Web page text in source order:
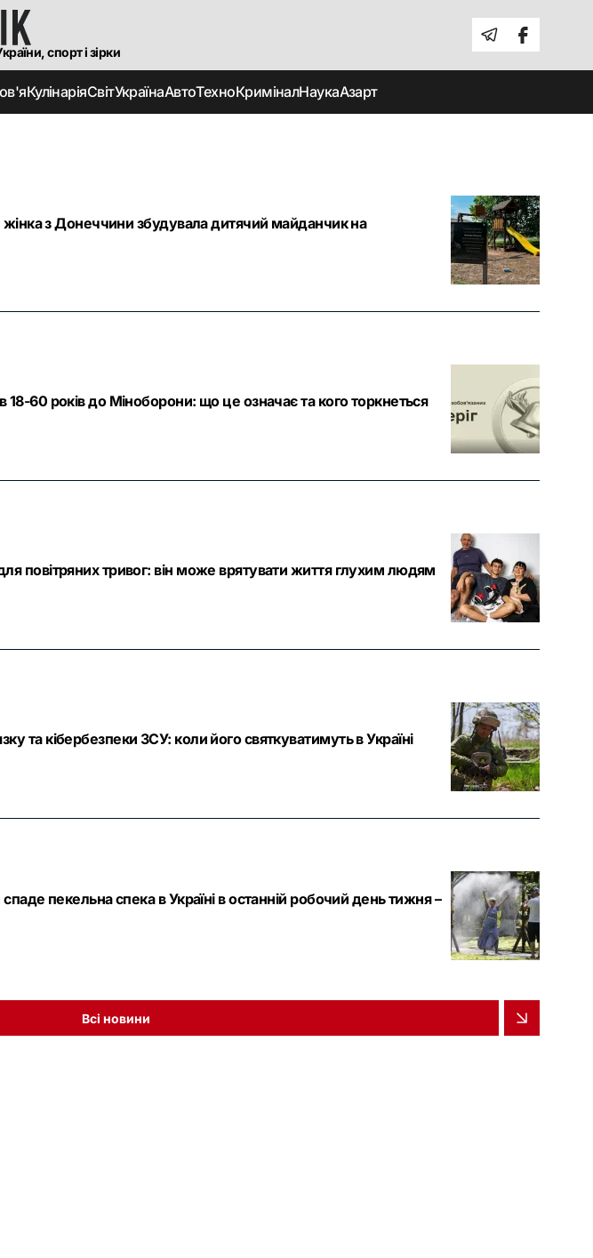
спорт і зірки
КулінаріяСвітУкраїнаАвтоТехноКриміналНаукаАзарт
жінка з Донеччини збудувала дитячий майданчик на
18-60 років до Міноборони: що це означає та кого торкнеться
повітряних тривог: він може врятувати життя глухим людям
та кібербезпеки ЗСУ: коли його святкуватимуть в Україні
пекельна спека в Україні в останній робочий день тижня –
Всі новини